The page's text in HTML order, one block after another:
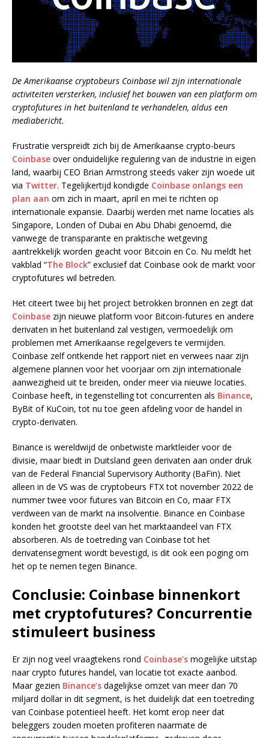
De Amerikaanse cryptobeurs Coinbase wil zijn internationale
activiteiten versterken, inclusief het bouwen van een platform om
cryptofutures in het buitenland te verhandelen, aldus een
mediabericht.
Frustratie verspreidt zich bij de Amerikaanse crypto-beurs
Coinbase over onduidelijke regulering van de industrie in eigen
land, waarbij CEO Brian Armstrong steeds vaker zijn woede uit
via Twitter. Tegelijkertijd kondigde Coinbase onlangs een
plan aan om zich in maart, april en mei te richten op
internationale expansie. Daarbij werden met name locaties als
Singapore, Londen of Dubai en Abu Dhabi genoemd, die
vanwege de transparante en praktische wetgeving
aantrekkelijk worden geacht voor Bitcoin en Co. Nu meldt het
vakblad “The Block” exclusief dat Coinbase ook de markt voor
cryptofutures wil betreden.
Het citeert twee bij het project betrokken bronnen en zegt dat
Coinbase zijn nieuwe platform voor Bitcoin-futures en andere
derivaten in het buitenland zal vestigen, vermoedelijk om
problemen met Amerikaanse regelgevers te vermijden.
Coinbase zelf ontkende het rapport niet en verwees naar zijn
algemene plannen voor het voorjaar om zijn internationale
aanwezigheid uit te breiden, onder meer via nieuwe locaties.
Coinbase heeft, in tegenstelling tot concurrenten als Binance,
ByBit of KuCoin, tot nu toe geen afdeling voor de handel in
crypto-derivaten.
Binance is wereldwijd de onbetwiste marktleider voor de
divisie, maar biedt in Duitsland geen derivaten aan onder druk
van de Federal Financial Supervisory Authority (BaFin). Niet
alleen in de VS was de cryptobeurs FTX tot november 2022 de
nummer twee voor futures van Bitcoin en Co, maar FTX
verdween van de markt na insolventie. Binance en Coinbase
konden het grootste deel van het marktaandeel van FTX
absorberen. Als de toetreding van Coinbase tot het
derivatensegment wordt bevestigd, is dit ook een poging om
het op te nemen tegen Binance.
Conclusie: Coinbase binnenkort
met cryptofutures? Concurrentie
stimuleert business
Er zijn nog veel vraagtekens rond Coinbase’s mogelijke uitstap
naar crypto futures handel, van locatie tot exacte aanbod.
Maar gezien Binance’s dagelijkse omzet van meer dan 70
miljard dollar in dit segment, is het duidelijk dat een toetreding
van Coinbase potentieel heeft. Het komt erop neer dat
beleggers zouden moeten profiteren naarmate de